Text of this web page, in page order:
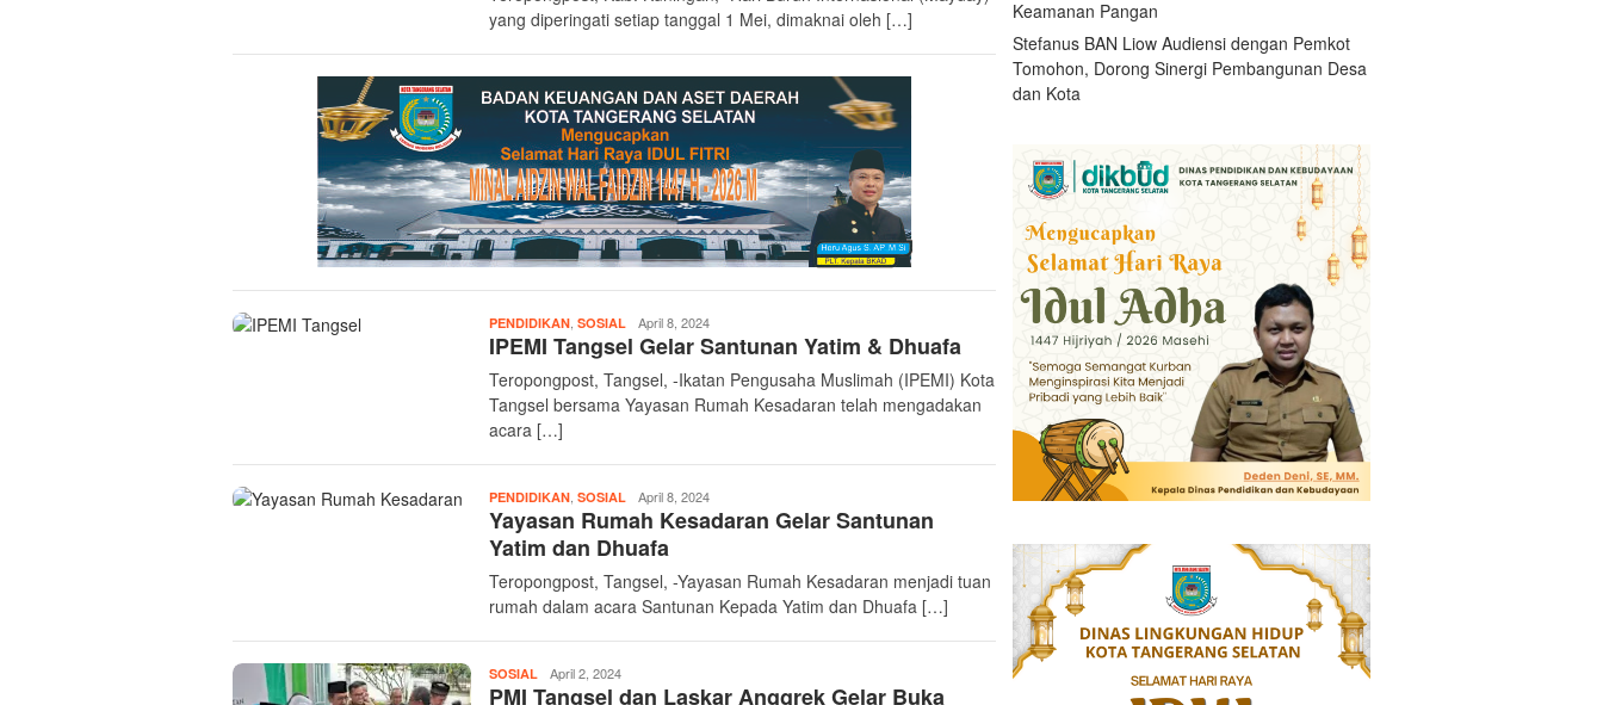
yang diperingati setiap tanggal 1 Mei, dimaknai oleh […]
PENDIDIKAN SOSIAL teropongpost
April 8, 2024
IPEMI Tangsel Gelar Santunan Yatim & Dhuafa
Teropongpost, Tangsel, -Ikatan Pengusaha Muslimah (IPEMI) Kota
Tangsel bersama Yayasan Rumah Kesadaran telah mengadakan
acara […]
PENDIDIKAN SOSIAL teropongpost
April 8, 2024
Yayasan Rumah Kesadaran Gelar Santunan
Yatim dan Dhuafa
Teropongpost, Tangsel, -Yayasan Rumah Kesadaran menjadi tuan
rumah dalam acara Santunan Kepada Yatim dan Dhuafa […]
SOSIAL teropongpost
April 2, 2024
PMI Tangsel dan Laskar Anggrek Gelar Buka
Keamanan Pangan
Stefanus BAN Liow Audiensi dengan Pemkot
Tomohon, Dorong Sinergi Pembangunan Desa
dan Kota